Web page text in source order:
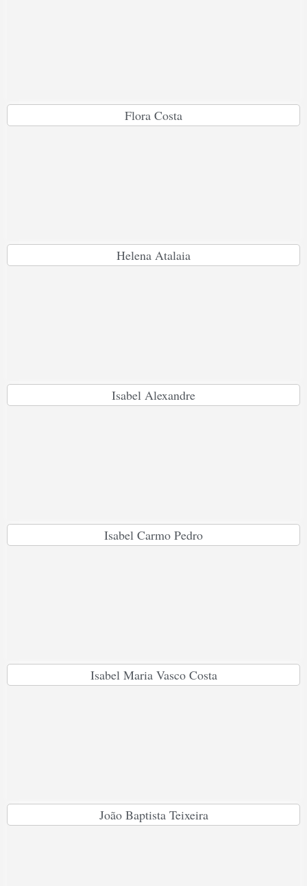
Flora Costa
Helena Atalaia
Isabel Alexandre
Isabel Carmo Pedro
Isabel Maria Vasco Costa
João Baptista Teixeira